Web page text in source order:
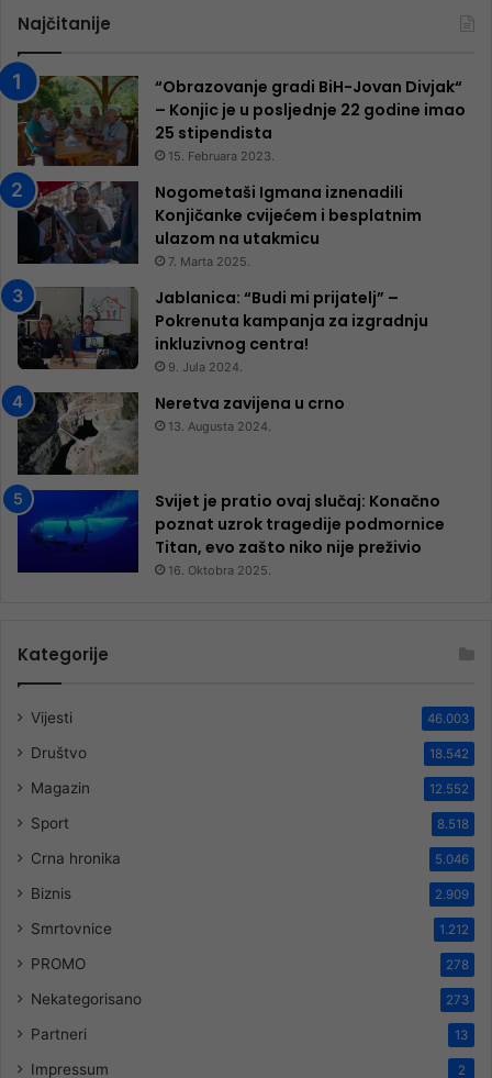
Najčitanije
“Obrazovanje gradi BiH-Jovan Divjak“
– Konjic je u posljednje 22 godine imao
25 ​​stipendista
15. Februara 2023.
Nogometaši Igmana iznenadili
Konjičanke cvijećem i besplatnim
ulazom na utakmicu
7. Marta 2025.
Jablanica: “Budi mi prijatelj” –
Pokrenuta kampanja za izgradnju
inkluzivnog centra!
9. Jula 2024.
Neretva zavijena u crno
13. Augusta 2024.
Svijet je pratio ovaj slučaj: Konačno
poznat uzrok tragedije podmornice
Titan, evo zašto niko nije preživio
16. Oktobra 2025.
Kategorije
Vijesti 46.003
Društvo 18.542
Magazin 12.552
Sport 8.518
Crna hronika 5.046
Biznis 2.909
Smrtovnice 1.212
PROMO 278
Nekategorisano 273
Partneri 13
Impressum 2